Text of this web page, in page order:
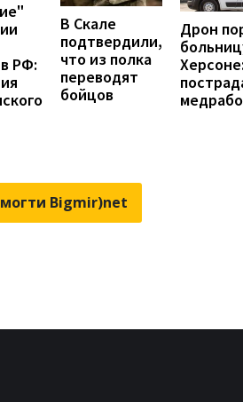
РФ:
В Скале
подтвердили,
что из полка
переводят
бойцов
Дрон
Bigmir)net